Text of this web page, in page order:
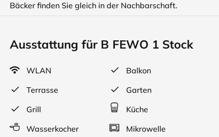
Bäcker finden Sie gleich in der Nachbarschaft.
Ausstattung für B FEWO 1 Stock
WLAN
Balkon
Terrasse
Garten
Grill
Küche
Wasserkocher
Mikrowelle